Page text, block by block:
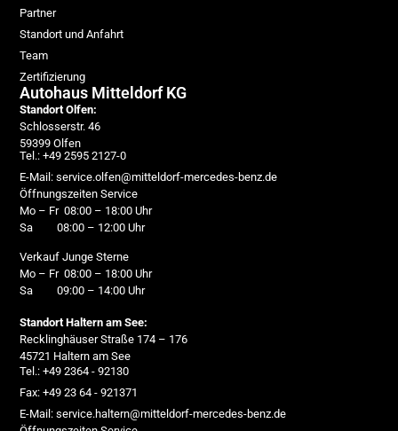
Partner
Standort und Anfahrt
Team
Zertifizierung
Autohaus Mitteldorf KG
Standort Olfen:
Schlosserstr. 46
59399 Olfen
Tel.: +49 2595 2127-0
E-Mail: service.olfen@mitteldorf-mercedes-benz.de
Öffnungszeiten Service
Mo – Fr 08:00 – 18:00 Uhr
Sa 08:00 – 12:00 Uhr
Verkauf Junge Sterne
Mo – Fr 08:00 – 18:00 Uhr
Sa 09:00 – 14:00 Uhr
Standort Haltern am See:
Recklinghäuser Straße 174 – 176
45721 Haltern am See
Tel.: +49 2364 - 92130
Fax: +49 23 64 - 921371
E-Mail: service.haltern@mitteldorf-mercedes-benz.de